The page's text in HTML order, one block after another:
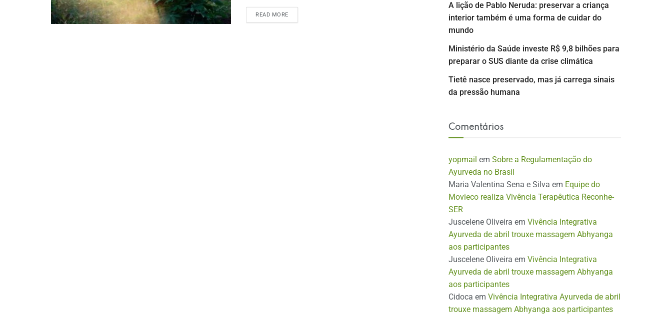
READ MORE
A lição de Pablo Neruda: preservar a criança
interior também é uma forma de cuidar do
mundo
Ministério da Saúde investe R$ 9,8 bilhões para
preparar o SUS diante da crise climática
Tietê nasce preservado, mas já carrega sinais
da pressão humana
Comentários
yopmail em Sobre a Regulamentação do
Ayurveda no Brasil
Maria Valentina Sena e Silva em Equipe do
Movieco realiza Vivência Terapêutica Reconhe-
SER
Juscelene Oliveira em Vivência Integrativa
Ayurveda de abril trouxe massagem Abhyanga
aos participantes
Juscelene Oliveira em Vivência Integrativa
Ayurveda de abril trouxe massagem Abhyanga
aos participantes
Cidoca em Vivência Integrativa Ayurveda de abril
trouxe massagem Abhyanga aos participantes